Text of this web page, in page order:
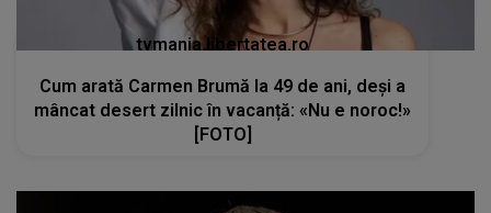
tvmania.libertatea.ro
Cum arată Carmen Brumă la 49 de ani, deși a
mâncat desert zilnic în vacanță: «Nu e noroc!»
[FOTO]